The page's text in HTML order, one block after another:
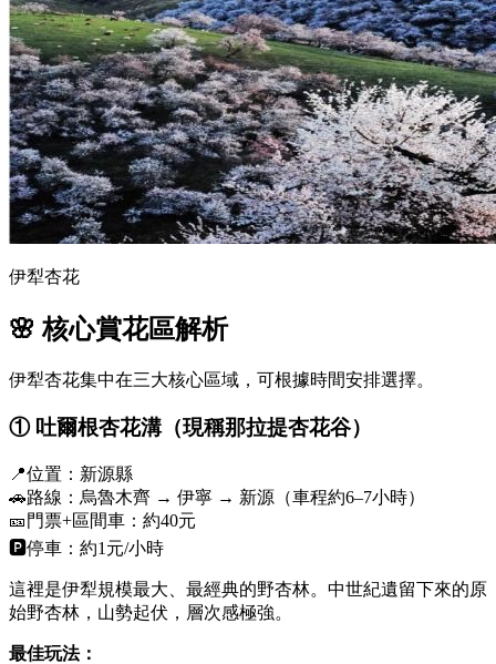
伊犁杏花
🌸 核心賞花區解析
伊犁杏花集中在三大核心區域，可根據時間安排選擇。
① 吐爾根杏花溝（現稱那拉提杏花谷）
📍位置：新源縣
🚗路線：烏魯木齊 → 伊寧 → 新源（車程約6–7小時）
🎫門票+區間車：約40元
🅿️停車：約1元/小時
這裡是伊犁規模最大、最經典的野杏林。中世紀遺留下來的原
始野杏林，山勢起伏，層次感極強。
最佳玩法：